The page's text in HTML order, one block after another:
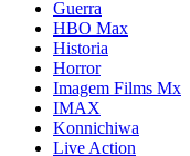
Guerra
HBO Max
Historia
Horror
Imagem Films Mx
IMAX
Konnichiwa
Live Action